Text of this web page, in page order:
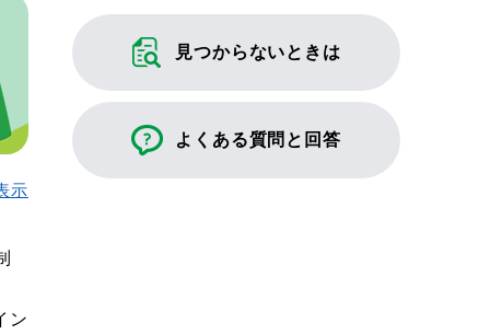
示
ン
見つからないときは
よくある質問と回答